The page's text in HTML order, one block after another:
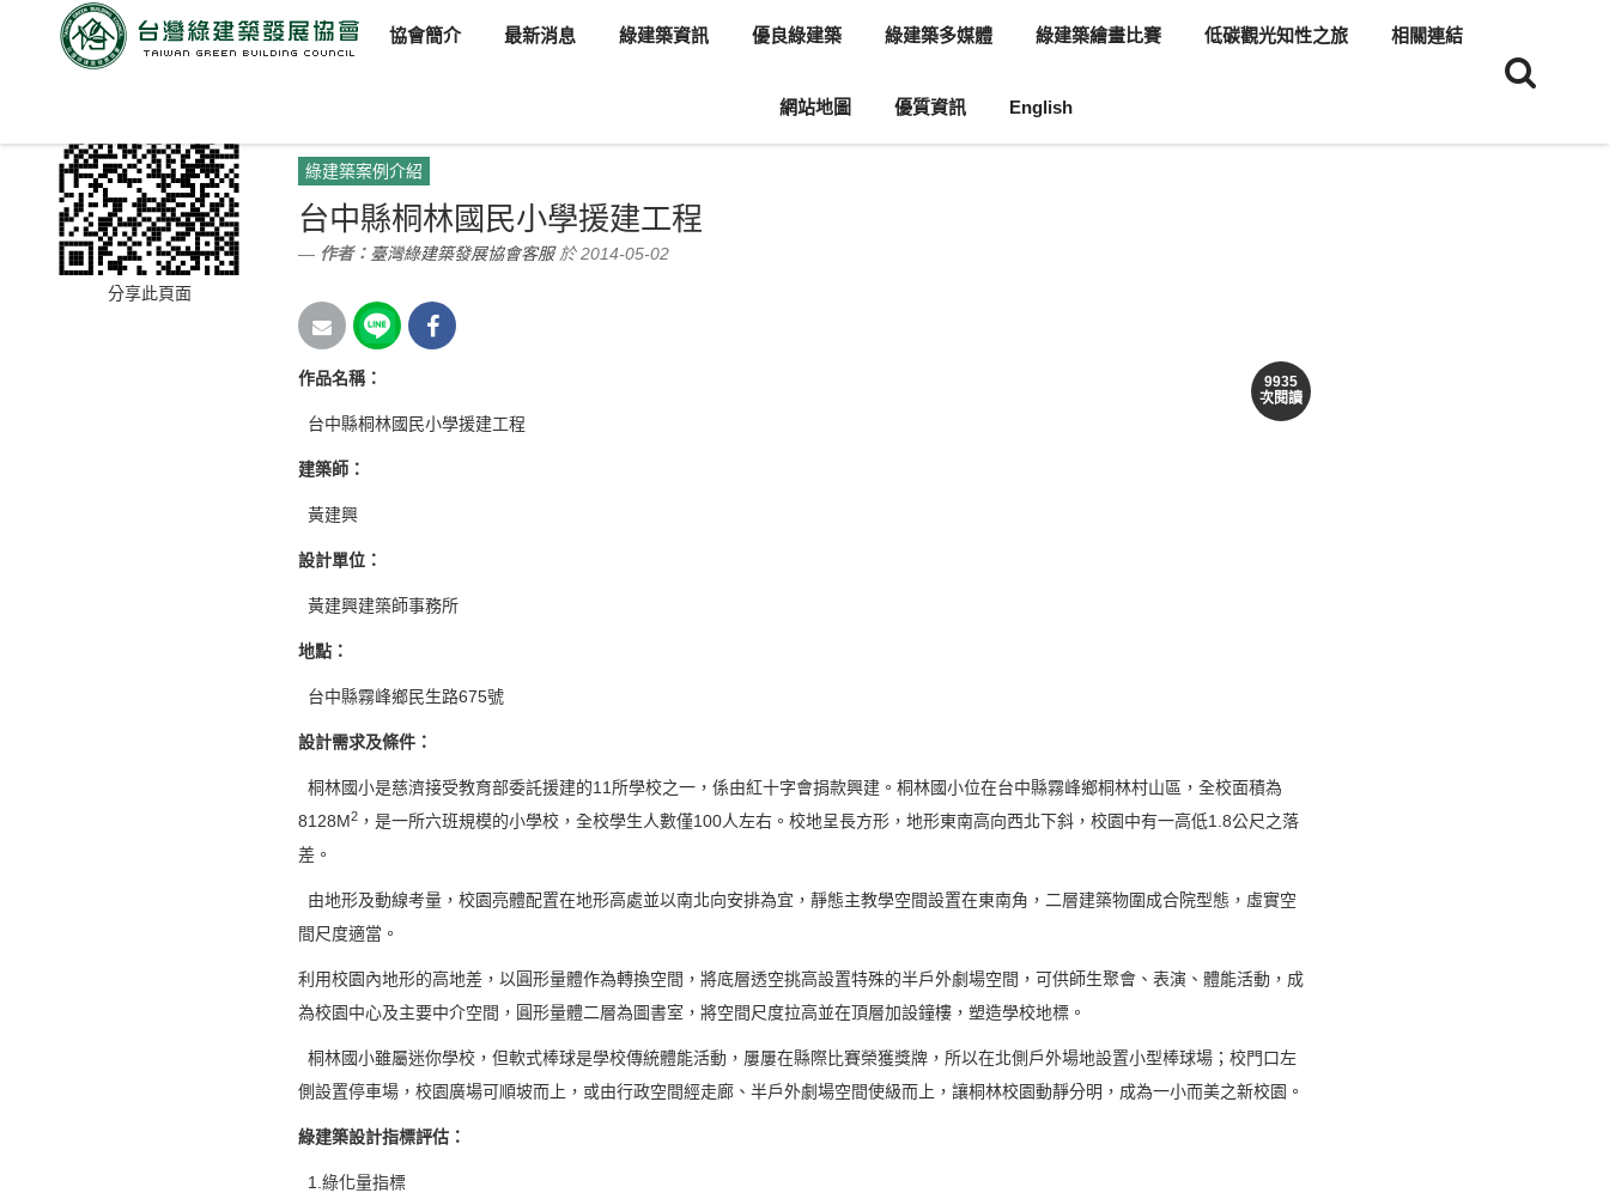
協會簡介 最新消息 綠建築資訊 優良綠建築 綠建築多媒體 綠建築繪畫比賽 低碳觀光知性之旅 相關連結
網站地圖 優質資訊 English
綠建築案例介紹
台中縣桐林國民小學援建工程
作者： 臺灣綠建築發展協會客服於 2014-05-02
9935
次閱讀
作品名稱：
台中縣桐林國民小學援建工程
建築師：
黃建興
設計單位：
黃建興建築師事務所
地點：
台中縣霧峰鄉民生路675號
設計需求及條件：
桐林國小是慈濟接受教育部委託援建的11所學校之一，係由紅十字會捐款興建。桐林國小位在台中縣霧峰鄉桐林村山區，全校面積為
8128M2 ，是一所六班規模的小學校，全校學生人數僅100人左右。校地呈長方形，地形東南高向西北下斜，校園中有一高低1.8公尺之落
差。
由地形及動線考量，校園亮體配置在地形高處並以南北向安排為宜，靜態主教學空間設置在東南角，二層建築物圍成合院型態，虛實空
間尺度適當。
利用校園內地形的高地差，以圓形量體作為轉換空間，將底層透空挑高設置特殊的半戶外劇場空間，可供師生聚會、表演、體能活動，成
為校園中心及主要中介空間，圓形量體二層為圖書室，將空間尺度拉高並在頂層加設鐘樓，塑造學校地標。
桐林國小雖屬迷你學校，但軟式棒球是學校傳統體能活動，屢屢在縣際比賽榮獲獎牌，所以在北側戶外場地設置小型棒球場；校門口左
側設置停車場，校園廣場可順坡而上，或由行政空間經走廊、半戶外劇場空間使級而上，讓桐林校園動靜分明，成為一小而美之新校園。
綠建築設計指標評估 ：
1.綠化量指標
分享此頁面